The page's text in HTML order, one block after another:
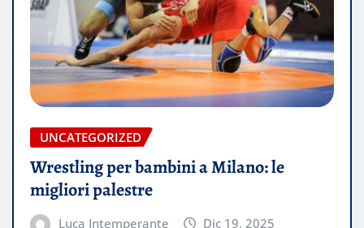
UNCATEGORIZED
Wrestling per bambini a Milano: le
migliori palestre
Luca Intemperante Dic 19, 2025